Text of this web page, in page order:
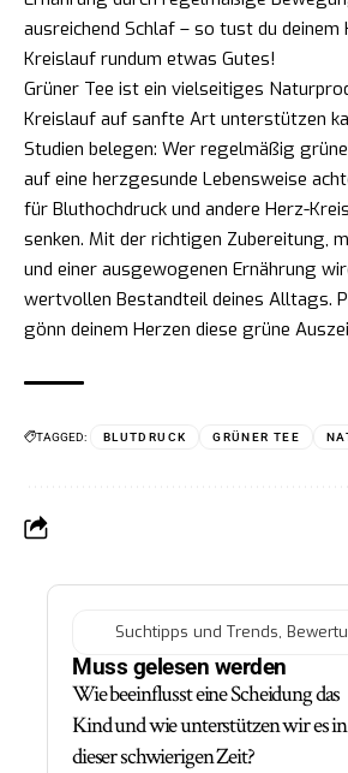
ausreichend Schlaf – so tust du deinem
Kreislauf rundum etwas Gutes!
Grüner Tee ist ein vielseitiges
Kreislauf auf sanfte Art unterstützen
Studien belegen: Wer regelmäßig
auf eine herzgesunde Lebensweise
für Bluthochdruck und andere Herz-
senken. Mit der richtigen Zubereitung,
und einer ausgewogenen Ernährung
wertvollen Bestandteil deines Alltags.
gönn deinem Herzen diese grüne
TAGGED: BLUTDRUCK GRÜNER TEE
Muss gelesen werden
Wie beeinflusst eine Scheidung das
Kind und wie unterstützen wir es in
dieser schwierigen Zeit?